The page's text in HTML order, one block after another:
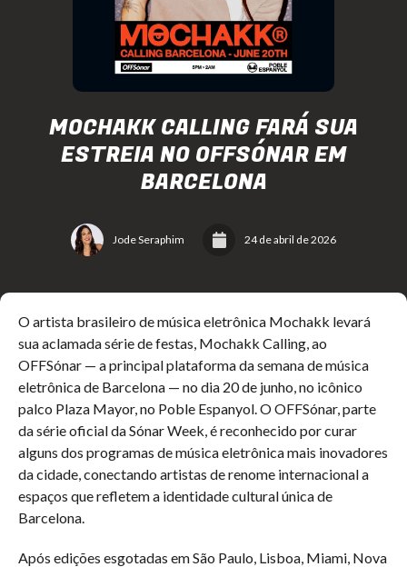
MOCHAKK CALLING FARÁ SUA
ESTREIA NO OFFSÓNAR EM
BARCELONA
Jode Seraphim 24 de abril de 2026
O artista brasileiro de música eletrônica Mochakk levará
sua aclamada série de festas, Mochakk Calling, ao
OFFSónar — a principal plataforma da semana de música
eletrônica de Barcelona — no dia 20 de junho, no icônico
palco Plaza Mayor, no Poble Espanyol. O OFFSónar, parte
da série oficial da Sónar Week, é reconhecido por curar
alguns dos programas de música eletrônica mais inovadores
da cidade, conectando artistas de renome internacional a
espaços que refletem a identidade cultural única de
Barcelona.
Após edições esgotadas em São Paulo, Lisboa, Miami, Nova